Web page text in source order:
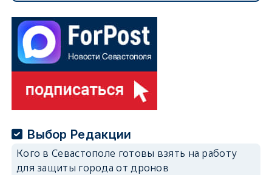
Выбор Редакции
Кого в Севастополе готовы взять на работу
для защиты города от дронов